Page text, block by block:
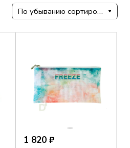
По убыванию сортировки
1 820 ₽